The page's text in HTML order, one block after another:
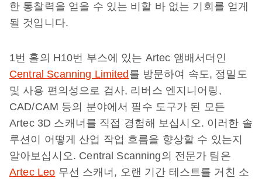
한 통찰력을 얻을 수 있는 비할 바 없는 기회를 얻게
될 것입니다.
1번 홀의 H10번 부스에 있는 Artec 앰배서더인
Central Scanning Limited 를 방문하여 속도, 정밀도
및 사용 편의성으로 검사, 리버스 엔지니어링,
CAD/CAM 등의 분야에서 필수 도구가 된 모든
Artec 3D 스캐너를 직접 경험해 보십시오. 이러한 솔
루션이 어떻게 산업 작업 흐름을 향상할 수 있는지
알아보십시오. Central Scanning의 전문가 팀은
Artec Leo 무선 스캐너, 오랜 기간 테스트를 거친 소